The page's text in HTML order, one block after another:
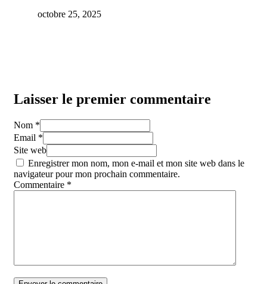
octobre 25, 2025
Laisser le premier commentaire
Nom *
Email *
Site web
Enregistrer mon nom, mon e-mail et mon site web dans le
navigateur pour mon prochain commentaire.
Commentaire *